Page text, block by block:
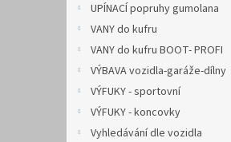
UPÍNACÍ popruhy gumolana
VANY do kufru
VANY do kufru BOOT- PROFI
VÝBAVA vozidla-garáže-dílny
VÝFUKY - sportovní
VÝFUKY - koncovky
Vyhledávání dle vozidla